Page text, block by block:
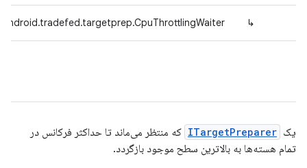
↳
یک ITargetPreparer که منتظر می‌ماند تا حداکثر فرکانس در
تمام هسته‌ها به بالاترین سطح موجود بازگردد.